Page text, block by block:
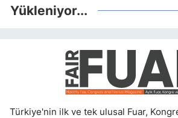
Yükleniyor...
Türkiye'nin ilk ve tek ulusal Fuar,